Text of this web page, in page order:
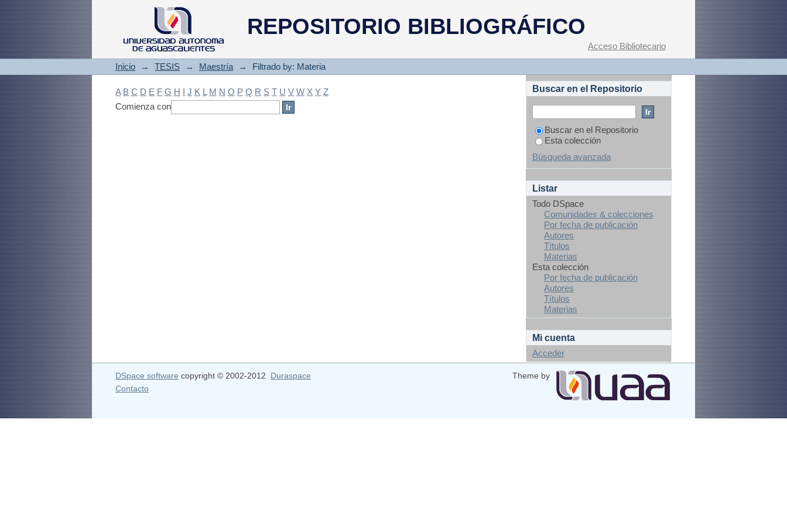
REPOSITORIO BIBLIOGRÁFICO
Filtrado by: Materia
Acceso Bibliotecario
Inicio → TESIS → Maestría → Filtrado by: Materia
A B C D E F G H I J K L M N O P Q R S T U V W X Y Z
Comienza con
Buscar en el Repositorio
Buscar en el Repositorio
Esta colección
Búsqueda avanzada
Listar
Todo DSpace
Comunidades & colecciones
Por fecha de publicación
Autores
Títulos
Materias
Esta colección
Por fecha de publicación
Autores
Títulos
Materias
Mi cuenta
Acceder
DSpace software copyright © 2002-2012 Duraspace
Theme by
Contacto